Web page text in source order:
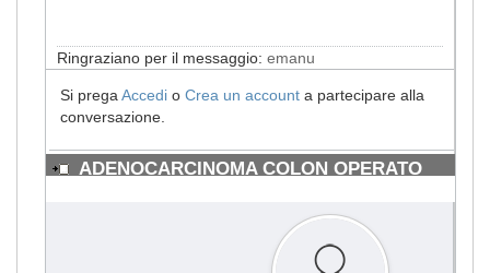
Ringraziano per il messaggio: emanu
Si prega Accedi o Crea un account a partecipare alla
conversazione.
ADENOCARCINOMA COLON OPERATO